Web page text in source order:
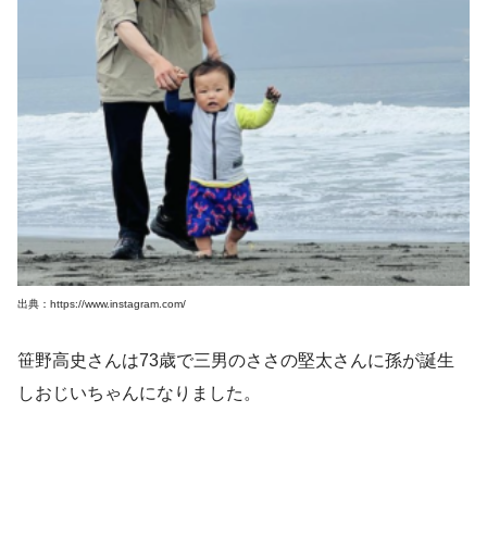
出典：https://www.instagram.com/
笹野高史さんは73歳で三男のささの堅太さんに孫が誕生
しおじいちゃんになりました。